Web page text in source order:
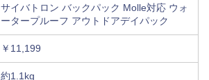
サイバトロン バックパック Molle対応 ウォ
ータープルーフ アウトドアデイパック
￥11,199
約1.1kg